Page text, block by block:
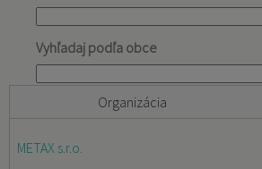
Vyhľadaj podľa obce
Organizácia
METAX s.r.o.